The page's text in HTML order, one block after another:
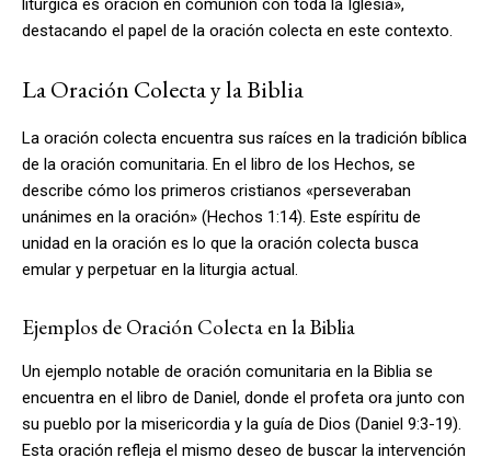
destacando el papel de la oración colecta en este contexto.
La Oración Colecta y la Biblia
La oración colecta encuentra sus raíces en la tradición bíblica
de la oración comunitaria. En el libro de los Hechos, se
describe cómo los primeros cristianos «perseveraban
unánimes en la oración» (Hechos 1:14). Este espíritu de
unidad en la oración es lo que la oración colecta busca
emular y perpetuar en la liturgia actual.
Ejemplos de Oración Colecta en la Biblia
Un ejemplo notable de oración comunitaria en la Biblia se
encuentra en el libro de Daniel, donde el profeta ora junto con
su pueblo por la misericordia y la guía de Dios (Daniel 9:3-19).
Esta oración refleja el mismo deseo de buscar la intervención